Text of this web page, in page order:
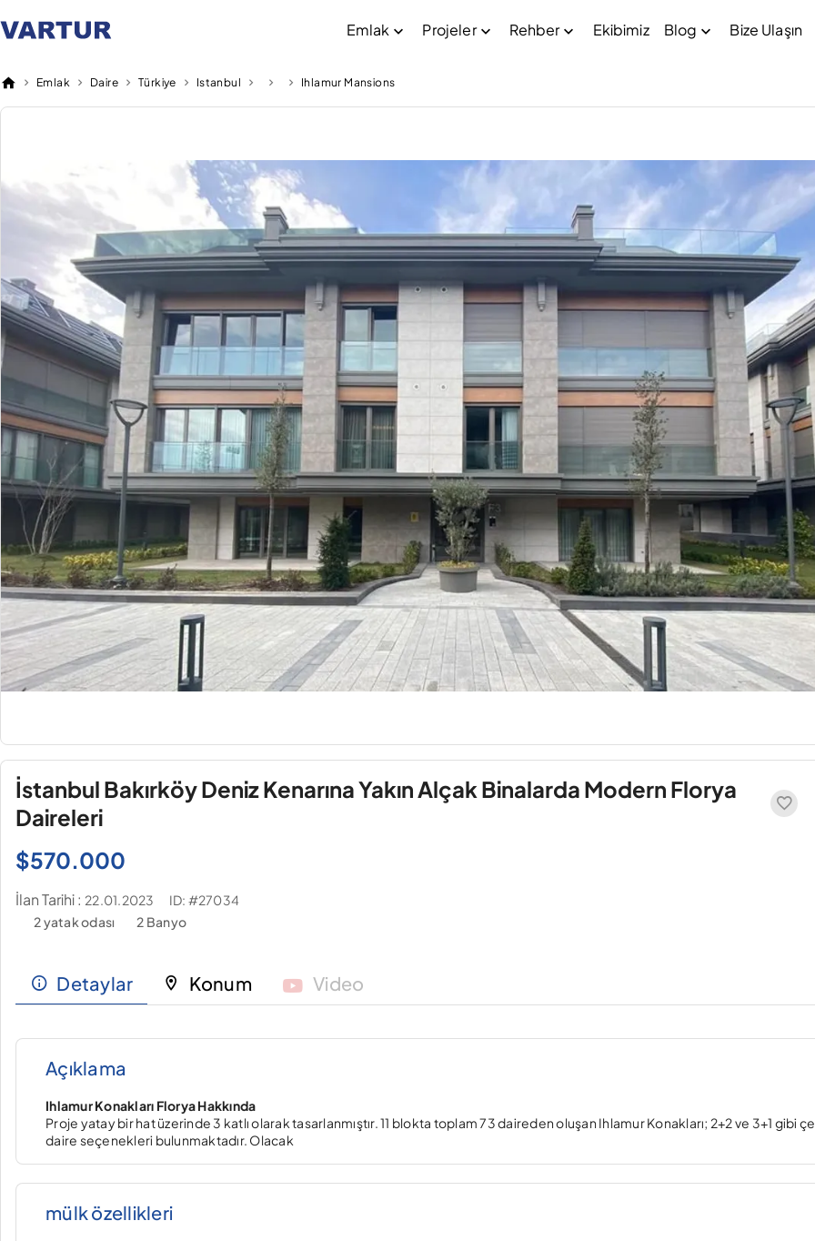
Emlak Projeler Rehber Ekibimiz Blog Bize Ulaşın
Emlak Daire Türkiye Istanbul Ihlamur Mansions
İstanbul Bakırköy Deniz Kenarına Yakın Alçak Binalarda Modern Florya
Daireleri
$570.000
İlan Tarihi : 22.01.2023
ID: #27034
2 yatak odası
2 Banyo
Detaylar Konum Video
Açıklama
Ihlamur Konakları Florya Hakkında
Proje yatay bir hat üzerinde 3 katlı olarak tasarlanmıştır. 11 blokta toplam 73 daireden oluşan Ihlamur Konakları; 2+2 ve 3+1 gibi
daire seçenekleri bulunmaktadır. Olacak
mülk özellikleri